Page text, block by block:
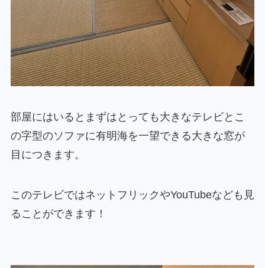
部屋にはいるとまずはとっても大きなテレビとこ
の字型のソファに有明海を一望できる大きな窓が
目につきます。
このテレビではネットフリックやYouTubeなども見
ることができます！